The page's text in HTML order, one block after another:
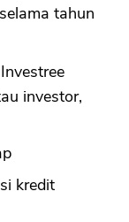
tahun
investor,
kredit